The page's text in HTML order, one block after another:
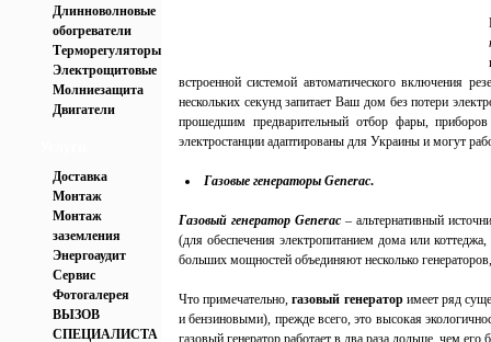
Длинноволновые
обогреватели
Терморегуляторы
Электрощитовые
Молниезащита
Двигатели
Доставка
Монтаж
Монтаж
заземления
Энергоаудит
Сервис
Фотогалерея
ВЫЗОВ
СПЕЦИАЛИСТА
встроенной системой автоматического включения
нескольких секунд запитает Ваш дом без потери
прошедшим предварительный отбор фары,
электростанции адаптированы для Украины и могут
Газовые генераторы Generac.
Газовый генератор Generac – альтернативный
(для обеспечения электропитанием дома или
больших мощностей объединяют несколько
Что примечательно,газовый генераторимеет ряд
и бензиновыми), прежде всего, это высокая
газовый генератор работает в два раза дольше, чем его